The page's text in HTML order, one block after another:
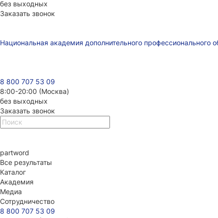
без выходных
Заказать звонок
Национальная академия дополнительного профессионального
8 800 707 53 09
8:00-20:00 (Москва)
без выходных
Заказать звонок
partword
Все результаты
Каталог
Академия
Медиа
Сотрудничество
8 800 707 53 09